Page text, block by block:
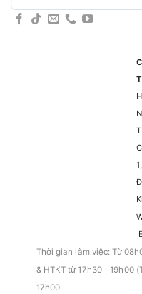
kiếm:
Thời gian làm việc: Từ
& HTKT từ 17h30 - 19h00
17h00